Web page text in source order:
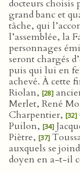
docteurs
grand banc et
tâche, qui
l’assemblée, la
personnages
seront chargés
puis qui lui en
achevé. À cette
Riolan, [28]
Merlet, René
Charpentier, [32]
Puilon, [34]
Piètre, [37]
auxquels se
doyen en a-t-il